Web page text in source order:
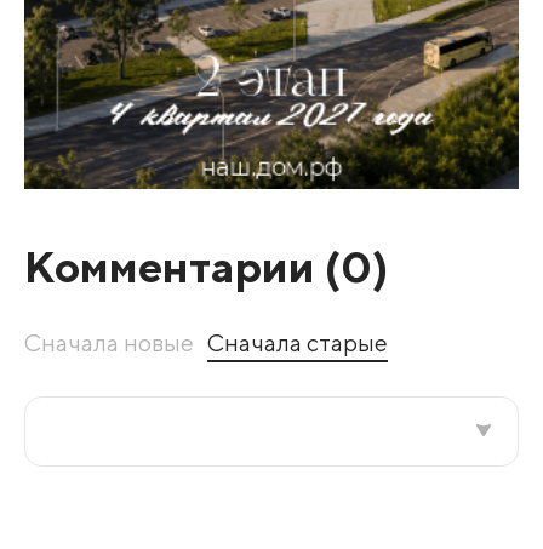
Комментарии (0)
Сначала новые Сначала старые